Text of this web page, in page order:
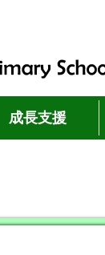
成長支援